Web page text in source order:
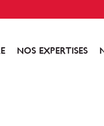
NOS EXPERTISES